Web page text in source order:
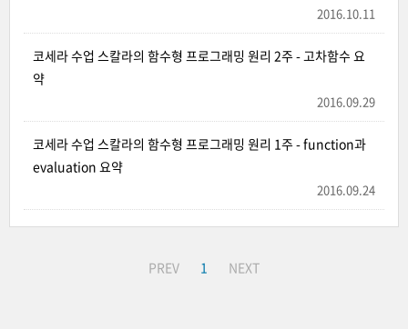
2016.10.11
코세라 수업 스칼라의 함수형 프로그래밍 원리 2주 - 고차함수 요
약
2016.09.29
코세라 수업 스칼라의 함수형 프로그래밍 원리 1주 - function과
evaluation 요약
2016.09.24
PREV 1 NEXT